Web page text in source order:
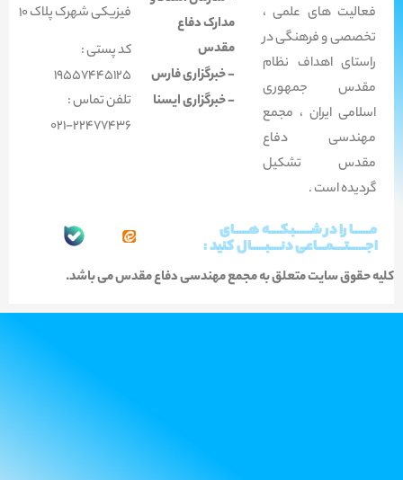
فعالیت های علمی ،
تخصصی و فرهنگی در
راستای اهداف نظام
مقدس جمهوری
اسلامی ایران ، مجمع
مهندسی دفاع
مقدس تشکیل
گردیده است .
مدارک دفاع
مقدس
- خبرگزاری فارس
- خبرگزاری ایسنا
فیزیکی شهرک پلاک 10
کد پستی :
19557445125
تلفن تماس :
22477436-021
مــــــا را در شــــــبکــــه هـــــای
اجــــــتــــمـــاعی دنــــبـــــال کنید :
کلیه حقوق سایت متعلق به مجمع مهندسی دفاع مقدس می باشد.